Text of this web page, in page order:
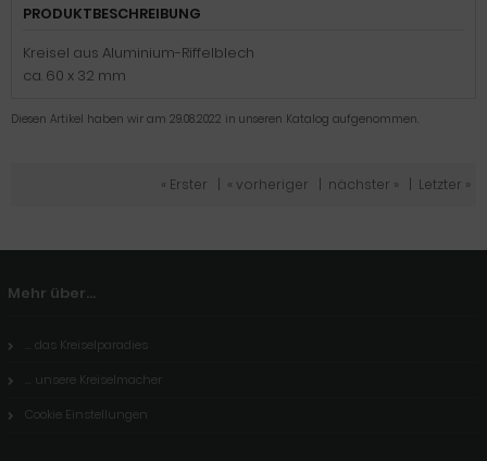
PRODUKTBESCHREIBUNG
Kreisel aus Aluminium-Riffelblech
ca. 60 x 32 mm
Diesen Artikel haben wir am 29.08.2022 in unseren Katalog aufgenommen.
« Erster « vorheriger nächster » Letzter »
Mehr über...
... das Kreiselparadies
... unsere Kreiselmacher
Cookie Einstellungen